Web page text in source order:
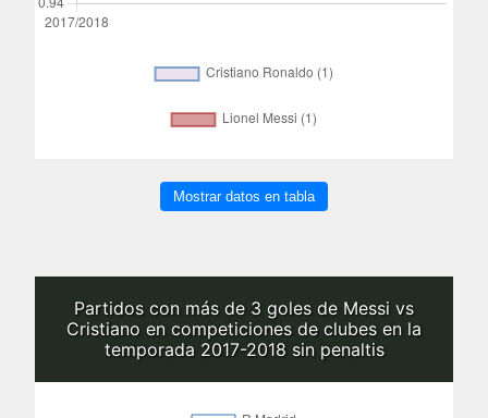
Mostrar datos en tabla
Partidos con más de 3 goles de Messi vs
Cristiano en competiciones de clubes en la
temporada 2017-2018 sin penaltis